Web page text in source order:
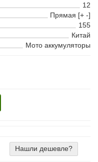
12
Прямая [+ -]
155
Китай
Мото аккумуляторы
Нашли дешевле?